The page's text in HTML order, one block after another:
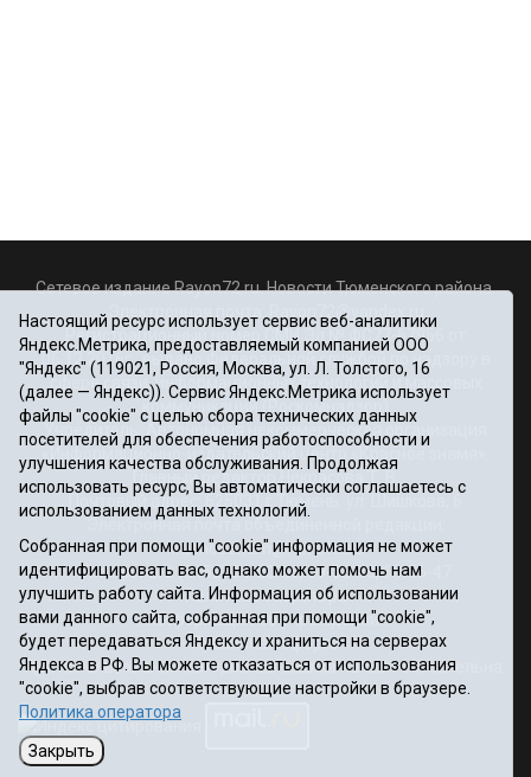
Сетевое издание Rayon72.ru. Новости Тюменского района.
Rayon72@yandex.ru
Регистрационный номер СМИ Эл № ФС77-67956 от
06.12.2016г., выдано Федеральной службой по надзору в
сфере связи, информационных технологий и массовых
коммуникаций (Роскомнадзор)
Учредитель: Автономная некоммерческая организация
«Информационно-издательский центр «Красное знамя».
Главный редактор Некрасова Т. В.
Почтовый адрес: 625031 г.Тюмень. ул. Шишкова, 6
Электронная почта объединенной редакции:
krasnoeznam@rambler.ru
Телефоны 8 (3452) 34-80-60, 69-56-73, 69-56-47
Политика оператора
Информация об учреждении
Публичная оферта
При использовании материалов ссылка на сайт обязательна.
12+
Настоящий ресурс использует сервис веб-аналитики
Яндекс.Метрика, предоставляемый компанией ООО
"Яндекс" (119021, Россия, Москва, ул. Л. Толстого, 16
(далее — Яндекс)). Сервис Яндекс.Метрика использует
файлы "cookie" с целью сбора технических данных
посетителей для обеспечения работоспособности и
улучшения качества обслуживания. Продолжая
использовать ресурс, Вы автоматически соглашаетесь с
использованием данных технологий.
Собранная при помощи "cookie" информация не может
идентифицировать вас, однако может помочь нам
улучшить работу сайта. Информация об использовании
вами данного сайта, собранная при помощи "cookie",
будет передаваться Яндексу и храниться на серверах
Яндекса в РФ. Вы можете отказаться от использования
"cookie", выбрав соответствующие настройки в браузере.
Политика оператора
Закрыть